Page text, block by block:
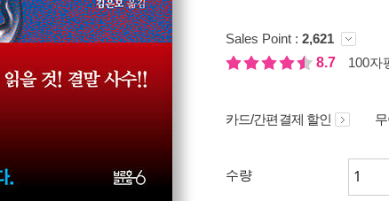
Sales Point : 2,621
8.7
100자
카드/간편결제 할인
수량